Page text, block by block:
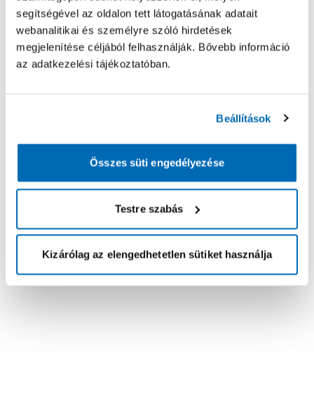
segítségével az oldalon tett látogatásának adatait
webanalitikai és személyre szóló hirdetések
megjelenítése céljából felhasználják. Bővebb információ
az adatkezelési tájékoztatóban.
Beállítások
Összes süti engedélyezése
Testre szabás
Kizárólag az elengedhetetlen sütiket használja